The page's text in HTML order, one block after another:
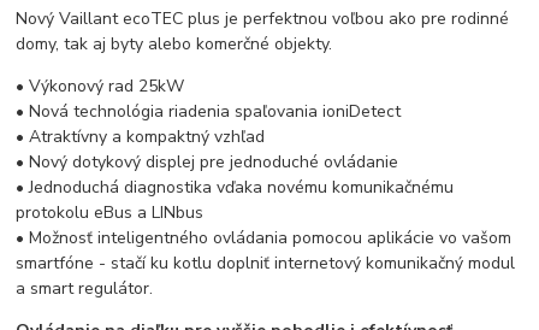
Nový Vaillant ecoTEC plus je perfektnou voľbou ako pre rodinné
domy, tak aj byty alebo komerčné objekty.
• Výkonový rad 25kW
• Nová technológia riadenia spaľovania ioniDetect
• Atraktívny a kompaktný vzhľad
• Nový dotykový displej pre jednoduché ovládanie
• Jednoduchá diagnostika vďaka novému komunikačnému
protokolu eBus a LINbus
• Možnosť inteligentného ovládania pomocou aplikácie vo vašom
smartfóne - stačí ku kotlu doplniť internetový komunikačný modul
a smart regulátor.